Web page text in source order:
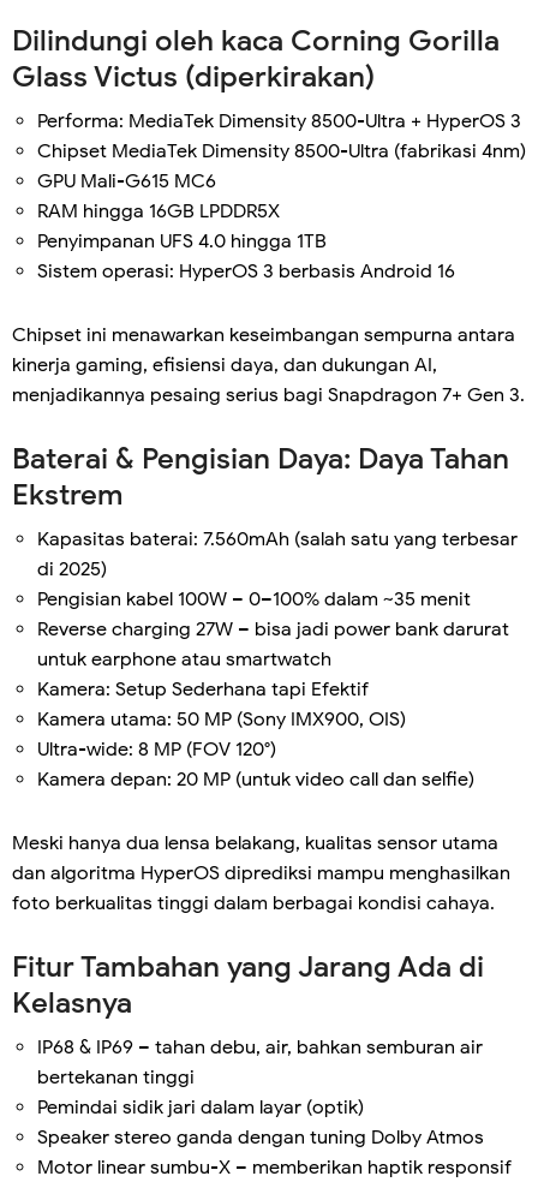
Dilindungi oleh kaca Corning Gorilla
Glass Victus (diperkirakan)
Performa: MediaTek Dimensity 8500-Ultra + HyperOS 3
Chipset MediaTek Dimensity 8500-Ultra (fabrikasi 4nm)
GPU Mali-G615 MC6
RAM hingga 16GB LPDDR5X
Penyimpanan UFS 4.0 hingga 1TB
Sistem operasi: HyperOS 3 berbasis Android 16
Chipset ini menawarkan keseimbangan sempurna antara
kinerja gaming, efisiensi daya, dan dukungan AI,
menjadikannya pesaing serius bagi Snapdragon 7+ Gen 3.
Baterai & Pengisian Daya: Daya Tahan
Ekstrem
Kapasitas baterai: 7.560mAh (salah satu yang terbesar
di 2025)
Pengisian kabel 100W – 0–100% dalam ~35 menit
Reverse charging 27W – bisa jadi power bank darurat
untuk earphone atau smartwatch
Kamera: Setup Sederhana tapi Efektif
Kamera utama: 50 MP (Sony IMX900, OIS)
Ultra-wide: 8 MP (FOV 120°)
Kamera depan: 20 MP (untuk video call dan selfie)
Meski hanya dua lensa belakang, kualitas sensor utama
dan algoritma HyperOS diprediksi mampu menghasilkan
foto berkualitas tinggi dalam berbagai kondisi cahaya.
Fitur Tambahan yang Jarang Ada di
Kelasnya
IP68 & IP69 – tahan debu, air, bahkan semburan air
bertekanan tinggi
Pemindai sidik jari dalam layar (optik)
Speaker stereo ganda dengan tuning Dolby Atmos
Motor linear sumbu-X – memberikan haptik responsif